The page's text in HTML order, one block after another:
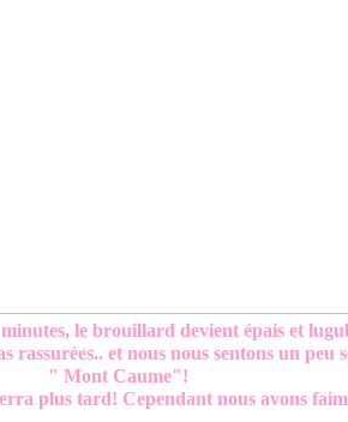
le brouillard devient épais et
rassurées.. et nous nous sentons un peu
plus tard! Cependant nous avons